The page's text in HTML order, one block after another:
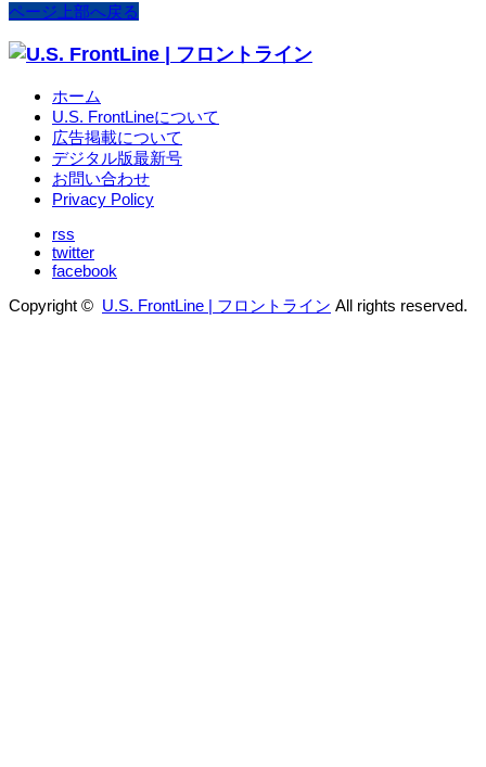
ページ上部へ戻る
ホーム
U.S. FrontLineについて
広告掲載について
デジタル版最新号
お問い合わせ
Privacy Policy
rss
twitter
facebook
Copyright © U.S. FrontLine | フロントライン All rights reserved.